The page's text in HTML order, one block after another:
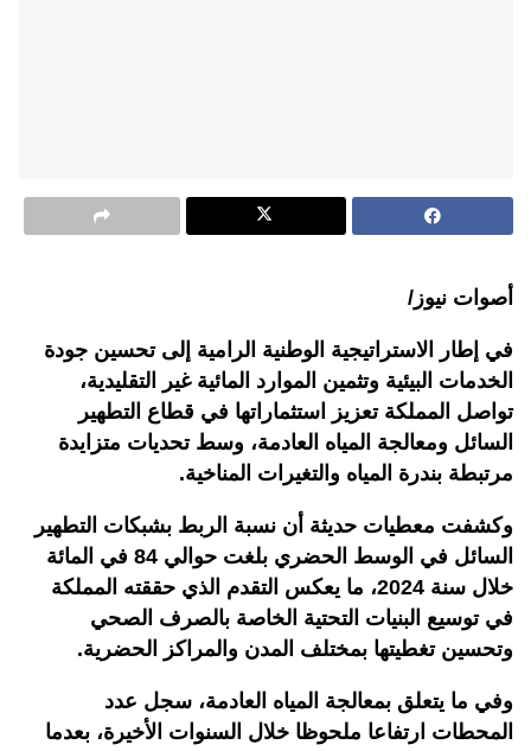
أصوات نيوز/
في إطار الاستراتيجية الوطنية الرامية إلى تحسين جودة
الخدمات البيئية وتثمين الموارد المائية غير التقليدية،
تواصل المملكة تعزيز استثماراتها في قطاع التطهير
السائل ومعالجة المياه العادمة، وسط تحديات متزايدة
مرتبطة بندرة المياه والتغيرات المناخية.
وكشفت معطيات حديثة أن نسبة الربط بشبكات التطهير
السائل في الوسط الحضري بلغت حوالي 84 في المائة
خلال سنة 2024، ما يعكس التقدم الذي حققته المملكة
في توسيع البنيات التحتية الخاصة بالصرف الصحي
وتحسين تغطيتها بمختلف المدن والمراكز الحضرية.
وفي ما يتعلق بمعالجة المياه العادمة، سجل عدد
المحطات ارتفاعا ملحوظا خلال السنوات الأخيرة، بعدما